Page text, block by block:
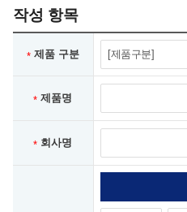
작성 항목
설명*제품 구분
* 제품명
* 회사명